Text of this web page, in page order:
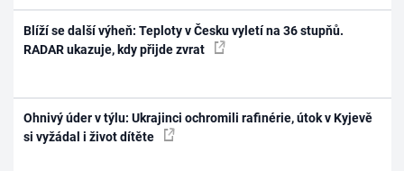
Blíží se další výheň: Teploty v Česku vyletí na 36 stupňů.
RADAR ukazuje, kdy přijde zvrat
Ohnivý úder v týlu: Ukrajinci ochromili rafinérie, útok v Kyjevě
si vyžádal i život dítěte